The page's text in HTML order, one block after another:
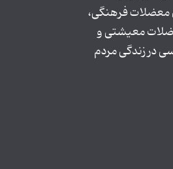
معضلات فرهنگی،
معیشتی و
در زندگی مردم